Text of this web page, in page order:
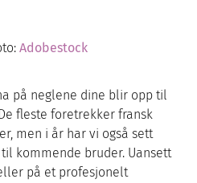
Adobestock
på neglene dine blir opp til
fleste foretrekker fransk
men i år har vi også sett
kommende bruder. Uansett
på et profesjonelt